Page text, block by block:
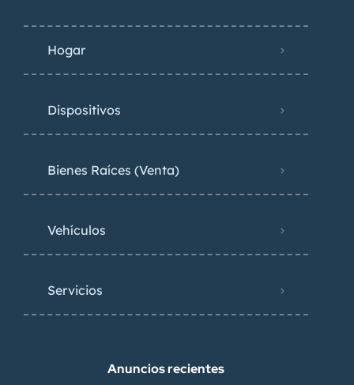
Hogar
Dispositivos
Bienes Raíces (Venta)
Vehículos
Servicios
Anuncios recientes